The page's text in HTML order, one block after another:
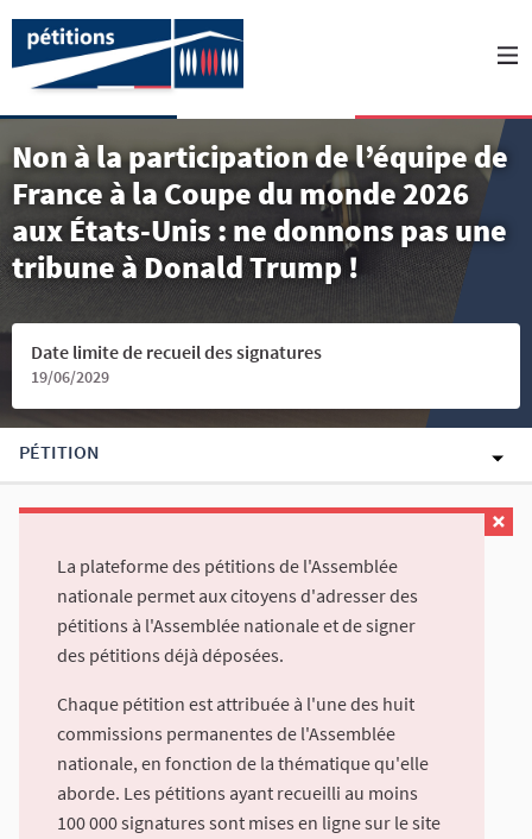
Non à la participation de l’équipe de
France à la Coupe du monde 2026
aux États-Unis : ne donnons pas une
tribune à Donald Trump !
Date limite de recueil des signatures
19/06/2029
PÉTITION
La plateforme des pétitions de l'Assemblée
nationale permet aux citoyens d'adresser des
pétitions à l'Assemblée nationale et de signer
des pétitions déjà déposées.
Chaque pétition est attribuée à l'une des huit
commissions permanentes de l'Assemblée
nationale, en fonction de la thématique qu'elle
aborde. Les pétitions ayant recueilli au moins
100 000 signatures sont mises en ligne sur le site